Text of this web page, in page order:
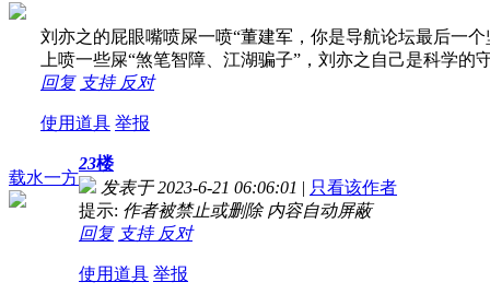
刘亦之的屁眼嘴喷屎一喷“董建军，你是导航论坛最后一
上喷一些屎“煞笔智障、江湖骗子”，刘亦之自己是科学的
回复 支持 反对
使用道具 举报
载水一方
23楼
发表于 2023-6-21 06:06:01 | 只看该作者
提示: 作者被禁止或删除 内容自动屏蔽
回复 支持 反对
使用道具 举报